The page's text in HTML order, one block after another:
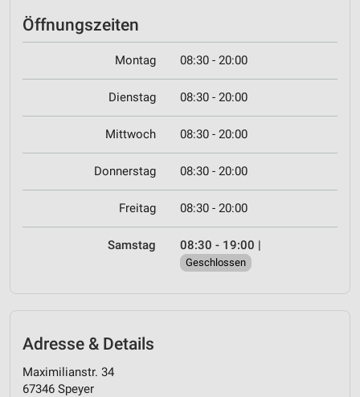
Öffnungszeiten
Montag 08:30 - 20:00
Dienstag 08:30 - 20:00
Mittwoch 08:30 - 20:00
Donnerstag 08:30 - 20:00
Freitag 08:30 - 20:00
Samstag 08:30 - 19:00 |
Geschlossen
Adresse & Details
Maximilianstr. 34
67346 Speyer